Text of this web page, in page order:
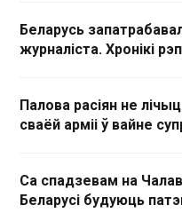
Беларусь
журналіста. Хронікі
Палова расіян не
сваёй арміі ў вайне
Са спадзевам на
Беларусі будуюць